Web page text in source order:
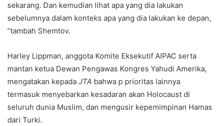
sekarang. Dan kemudian lihat apa yang dia lakukan
sebelumnya dalam konteks apa yang dia lakukan ke depan,
”tambah Shemtov.
Harley Lippman, anggota Komite Eksekutif AIPAC serta
mantan ketua Dewan Pengawas Kongres Yahudi Amerika,
mengatakan kepada JTA bahwa p prioritas lainnya
termasuk menyebarkan kesadaran akan Holocaust di
seluruh dunia Muslim, dan mengusir kepemimpinan Hamas
dari Turki.